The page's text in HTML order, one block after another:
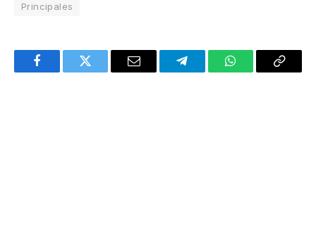
Principales
FacebookTwitter Email TelegramWhatsAppCopy